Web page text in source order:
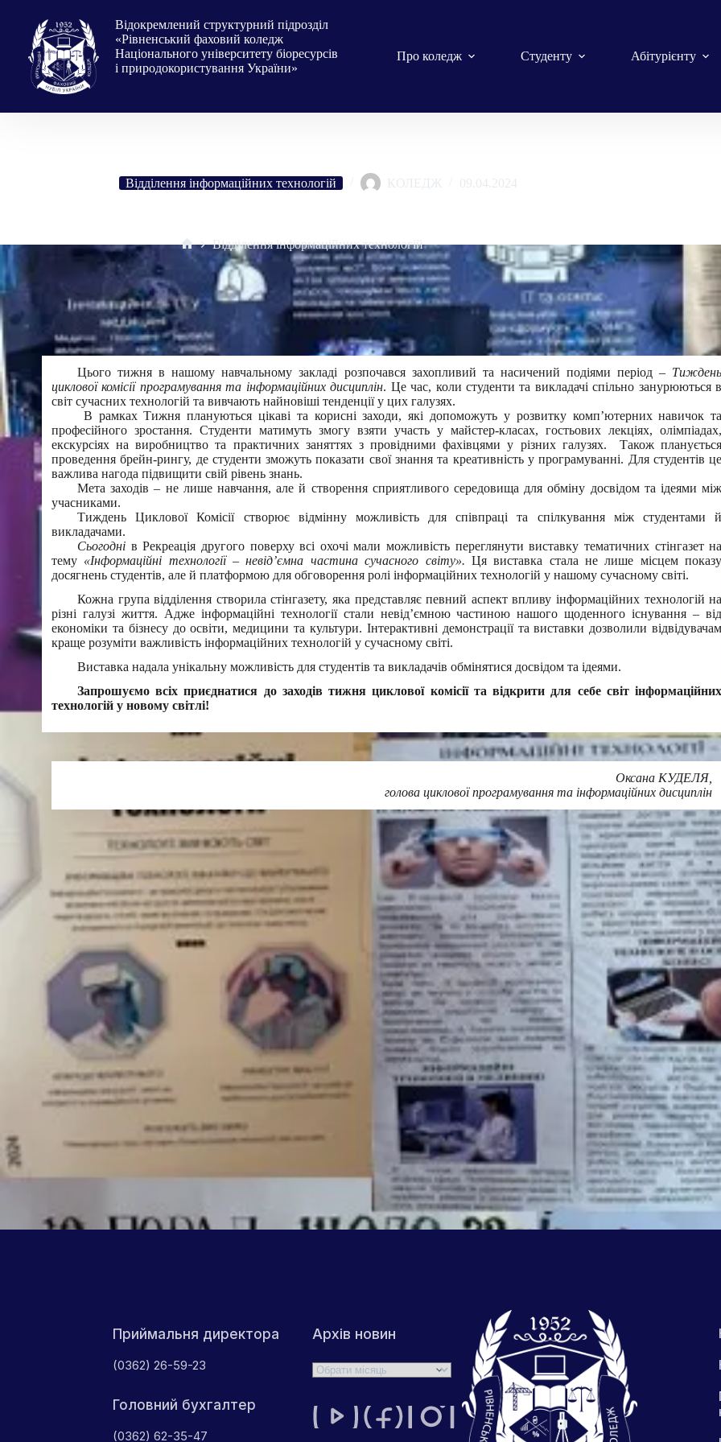
вмісту
Відокремлений структурний підрозділ
«Рівненський фаховий коледж
Національного університету біоресурсів
і природокористування України»
Про коледж Студенту Абітурієнту
Відділення інформаційних технологій КОЛЕДЖ 09.04.2024
Головна
Відділення інформаційних технологій
Цього тижня в нашому навчальному закладі розпочався захопливий та насичений подіями період – Тиждень
циклової комісії програмування та інформаційних дисциплін. Це час, коли студенти та викладачі спільно занурюються в
світ сучасних технологій та вивчають найновіші тенденції у цих галузях.
В рамках Тижня плануються цікаві та корисні заходи, які допоможуть у розвитку комп’ютерних навичок та
професійного зростання. Студенти матимуть змогу взяти участь у майстер-класах, гостьових лекціях, олімпіадах,
екскурсіях на виробництво та практичних заняттях з провідними фахівцями у різних галузях. Також планується
проведення брейн-рингу, де студенти зможуть показати свої знання та креативність у програмуванні. Для студентів це
важлива нагода підвищити свій рівень знань.
Мета заходів – не лише навчання, але й створення сприятливого середовища для обміну досвідом та ідеями між
учасниками.
Тиждень Циклової Комісії створює відмінну можливість для співпраці та спілкування між студентами й
викладачами.
Сьогодні в Рекреація другого поверху всі охочі мали можливість переглянути виставку тематичних стінгазет на
тему «Інформаційні технології – невід’ємна частина сучасного світу». Ця виставка стала не лише місцем показу
досягнень студентів, але й платформою для обговорення ролі інформаційних технологій у нашому сучасному світі.
Кожна група відділення створила стінгазету, яка представляє певний аспект впливу інформаційних технологій на
різні галузі життя. Адже інформаційні технології стали невід’ємною частиною нашого щоденного існування – від
економіки та бізнесу до освіти, медицини та культури. Інтерактивні демонстрації та виставки дозволили відвідувачам
краще розуміти важливість інформаційних технологій у сучасному світі.
Виставка надала унікальну можливість для студентів та викладачів обмінятися досвідом та ідеями.
Запрошуємо всіх приєднатися до заходів тижня циклової комісії та відкрити для себе світ інформаційних
технологій у новому світлі!
Оксана КУДЕЛЯ,
голова циклової програмування та інформаційних дисциплін
ПОШИРИТИ В МЕРЕЖАХ:
Приймальня директора
(0362) 26-59-23
Головний бухгалтер
(0362) 62-35-47
Архів новин
Архіви